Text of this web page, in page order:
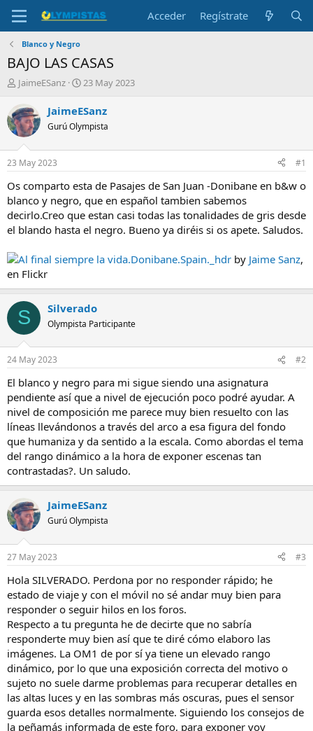
Acceder Regístrate
Blanco y Negro
BAJO LAS CASAS
I
i
c
i
a
d
o
r
e
l
t
m
a
JaimeESanz
F
c
a
i
n
c
i
o
23 May 2023
JaimeESanz
Gurú Olympista
23 May 2023 #1
Os comparto esta de Pasajes de San Juan -Donibane en b&w o
blanco y negro, que en español tambien sabemos
decirlo.Creo que estan casi todas las tonalidades de gris desde
el blando hasta el negro. Bueno ya diréis si os apete. Saludos.
Al final siempre la vida.Donibane.Spain._hdr by Jaime Sanz,
en Flickr
S Silverado
Olympista Participante
24 May 2023 #2
El blanco y negro para mi sigue siendo una asignatura
pendiente así que a nivel de ejecución poco podré ayudar. A
nivel de composición me parece muy bien resuelto con las
líneas llevándonos a través del arco a esa figura del fondo
que humaniza y da sentido a la escala. Como abordas el tema
del rango dinámico a la hora de exponer escenas tan
contrastadas?. Un saludo.
JaimeESanz
Gurú Olympista
27 May 2023 #3
Hola SILVERADO. Perdona por no responder rápido; he
estado de viaje y con el móvil no sé andar muy bien para
responder o seguir hilos en los foros.
Respecto a tu pregunta he de decirte que no sabría
responderte muy bien así que te diré cómo elaboro las
imágenes. La OM1 de por sí ya tiene un elevado rango
dinámico, por lo que una exposición correcta del motivo o
sujeto no suele darme problemas para recuperar detalles en
las altas luces y en las sombras más oscuras, pues el sensor
guarda esos detalles normalmente. Siguiendo los consejos de
la peñamás informada de este foro, para exponer voy